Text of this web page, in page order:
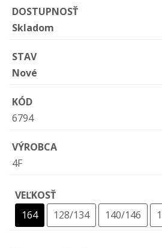
DOSTUPNOSŤ
Skladom
STAV
Nové
KÓD
6794
VÝROBCA
4F
VEĽKOSŤ
164
128/134 140/146